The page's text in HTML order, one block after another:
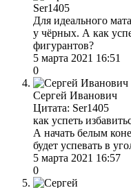
Ser1405
Для идеального
у чёрных. А как
фигурантов?
5 марта 2021 16:51
0
Сергей Иванович
Цитата: Ser1405
как успеть
А начать белым
будет успевать в
5 марта 2021 16:57
0